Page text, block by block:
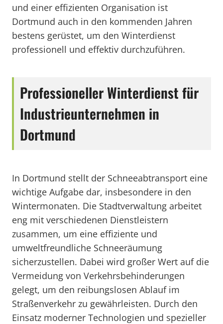
und einer effizienten Organisation ist
Dortmund auch in den kommenden Jahren
bestens gerüstet, um den Winterdienst
professionell und effektiv durchzuführen.
Professioneller Winterdienst für
Industrieunternehmen in
Dortmund
In Dortmund stellt der Schneeabtransport eine
wichtige Aufgabe dar, insbesondere in den
Wintermonaten. Die Stadtverwaltung arbeitet
eng mit verschiedenen Dienstleistern
zusammen, um eine effiziente und
umweltfreundliche Schneeräumung
sicherzustellen. Dabei wird großer Wert auf die
Vermeidung von Verkehrsbehinderungen
gelegt, um den reibungslosen Ablauf im
Straßenverkehr zu gewährleisten. Durch den
Einsatz moderner Technologien und spezieller